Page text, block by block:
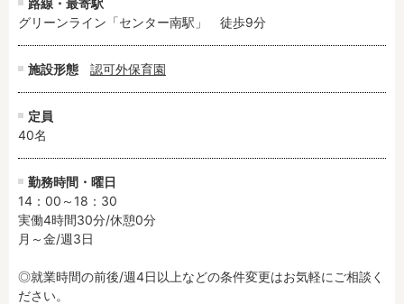
路線・最寄駅
グリーンライン「センター南駅」　徒歩9分
施設形態 認可外保育園
定員
40名
勤務時間・曜日
14：00～18：30
実働4時間30分/休憩0分
月～金/週3日
◎就業時間の前後/週4日以上などの条件変更はお気軽にご相談く
ださい。